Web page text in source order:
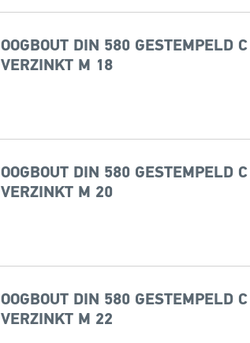
OOGBOUT DIN 580 GESTEMPELD
VERZINKT M 18
OOGBOUT DIN 580 GESTEMPELD
VERZINKT M 20
OOGBOUT DIN 580 GESTEMPELD
VERZINKT M 22